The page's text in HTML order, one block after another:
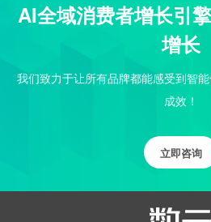
AI全域消费者增长引
增长
我们致力于让所有品牌都能感受到智
成效！
立即咨询